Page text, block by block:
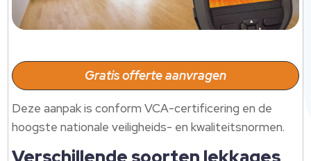
Gratis offerte aanvragen
Deze aanpak is conform VCA-certificering en de
hoogste nationale veiligheids- en kwaliteitsnormen.